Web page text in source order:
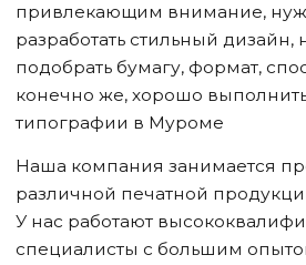
привлекающим внимание,
разработать стильный дизайн,
подобрать бумагу, формат,
конечно же, хорошо выполнить
типографии в Муроме
Наша компания занимается
различной печатной
У нас работают
специалисты с большим